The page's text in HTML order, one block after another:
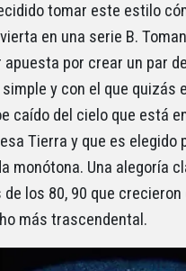
tomar este estilo
en una serie B.
por crear un par
y con el que
caído del cielo que está
Tierra y que es elegido
monótona. Una alegoría
los 80, 90 que
más trascendental.